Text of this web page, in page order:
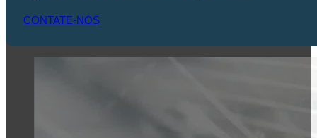
CONTATE-NOS